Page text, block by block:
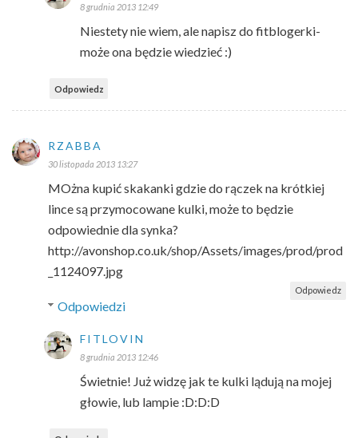
8 grudnia 2013 12:49
Niestety nie wiem, ale napisz do fitblogerki-
może ona będzie wiedzieć :)
Odpowiedz
RZABBA
30 listopada 2013 13:27
MOżna kupić skakanki gdzie do rączek na krótkiej
lince są przymocowane kulki, może to będzie
odpowiednie dla synka?
http://avonshop.co.uk/shop/Assets/images/prod/prod
_1124097.jpg
Odpowiedz
Odpowiedzi
FITLOVIN
8 grudnia 2013 12:46
Świetnie! Już widzę jak te kulki lądują na mojej
głowie, lub lampie :D:D:D